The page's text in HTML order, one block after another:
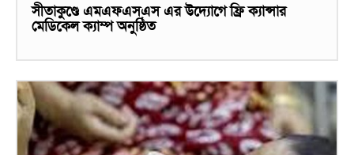
সীতাকুণ্ডে এমএফএসএস এর উদ্যোগে ফ্রি ক্যান্সার
মেডিকেল ক্যাম্প অনুষ্ঠিত